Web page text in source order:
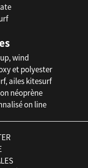
wind
et polyester
ailes kitesurf
néoprène
on line